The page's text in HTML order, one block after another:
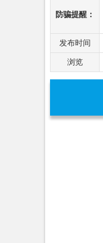
防骗提醒：
发布时间
浏览